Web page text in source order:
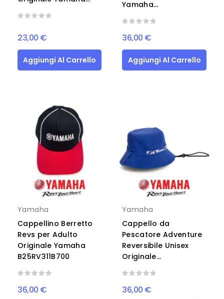
23,00 €
Aggiungi Al Carrello
Yamaha...
36,00 €
Aggiungi Al Carrello
Yamaha
Cappellino Berretto
Revs per Adulto
Originale Yamaha
B25RV311B700
36,00 €
Yamaha
Cappello da
Pescatore Adventure
Reversibile Unisex
Originale...
36,00 €